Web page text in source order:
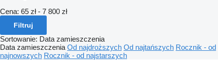
Cena: 65 zł - 7 800 zł
Filtruj
Sortowanie: Data zamieszczenia
Data zamieszczenia Od najdroższych Od najtańszych Rocznik - od
najnowszych Rocznik - od najstarszych